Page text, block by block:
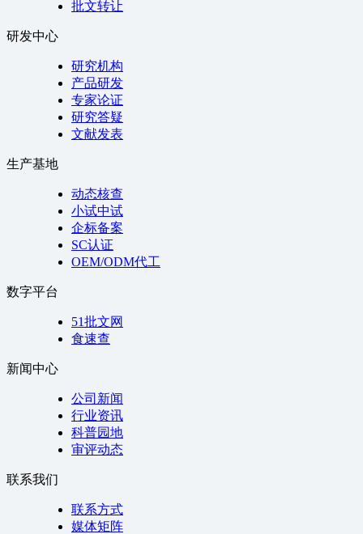
批文转让
研发中心
研究机构
产品研发
专家论证
研究答疑
文献发表
生产基地
动态核查
小试中试
企标备案
SC认证
OEM/ODM代工
数字平台
51批文网
食速查
新闻中心
公司新闻
行业资讯
科普园地
审评动态
联系我们
联系方式
媒体矩阵